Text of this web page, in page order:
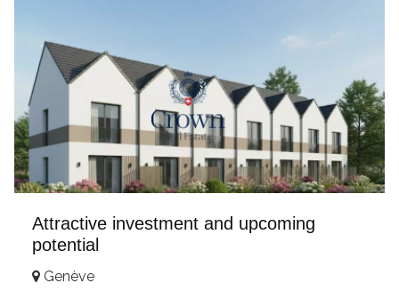
Attractive investment and upcoming
potential
Genève